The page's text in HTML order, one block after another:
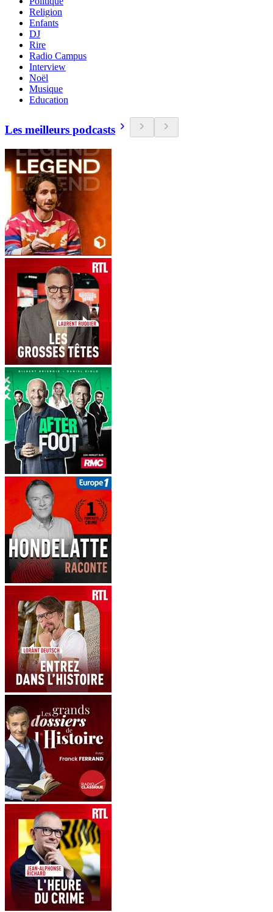
Religion
Enfants
DJ
Rire
Radio Campus
Interview
Noël
Musique
Education
Les meilleurs podcasts